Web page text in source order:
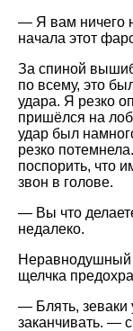
— Я вам ничего
начала этот
За спиной
по всему, это
удара. Я резко
пришёлся на
удар был
резко
поспорить, что
звон в голове.
— Вы что
недалеко.
Неравнодушный
щелчка
— Блять, зеваки
заканчивать. —